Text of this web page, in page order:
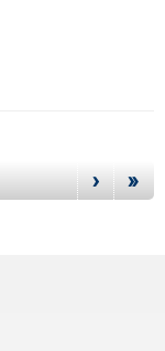
› »